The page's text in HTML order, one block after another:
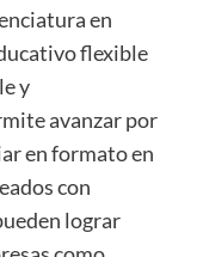
en
flexible
y
avanzar por
en formato en
con
lograr